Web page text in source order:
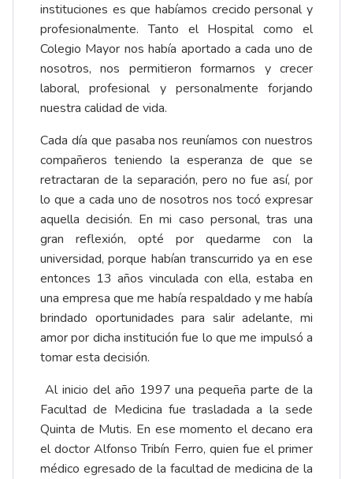
instituciones es que habíamos crecido personal y
profesionalmente. Tanto el Hospital como el
Colegio Mayor nos había aportado a cada uno de
nosotros, nos permitieron formarnos y crecer
laboral, profesional y personalmente forjando
nuestra calidad de vida.
Cada día que pasaba nos reuníamos con nuestros
compañeros teniendo la esperanza de que se
retractaran de la separación, pero no fue así, por
lo que a cada uno de nosotros nos tocó expresar
aquella decisión. En mi caso personal, tras una
gran reflexión, opté por quedarme con la
universidad, porque habían transcurrido ya en ese
entonces 13 años vinculada con ella, estaba en
una empresa que me había respaldado y me había
brindado oportunidades para salir adelante, mi
amor por dicha institución fue lo que me impulsó a
tomar esta decisión.
Al inicio del año 1997 una pequeña parte de la
Facultad de Medicina fue trasladada a la sede
Quinta de Mutis. En ese momento el decano era
el doctor Alfonso Tribín Ferro, quien fue el primer
médico egresado de la facultad de medicina de la